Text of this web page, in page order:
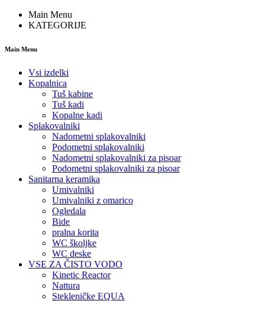
Main Menu
KATEGORIJE
Main Menu
Vsi izdelki
Kopalnica
Tuš kabine
Tuš kadi
Kopalne kadi
Splakovalniki
Nadometni splakovalniki
Podometni splakovalniki
Nadometni splakovalniki za pisoar
Podometni splakovalniki za pisoar
Sanitarna keramika
Umivalniki
Umivalniki z omarico
Ogledala
Bide
pralna korita
WC školjke
WC deske
VSE ZA ČISTO VODO
Kinetic Reactor
Nattura
Stekleničke EQUA